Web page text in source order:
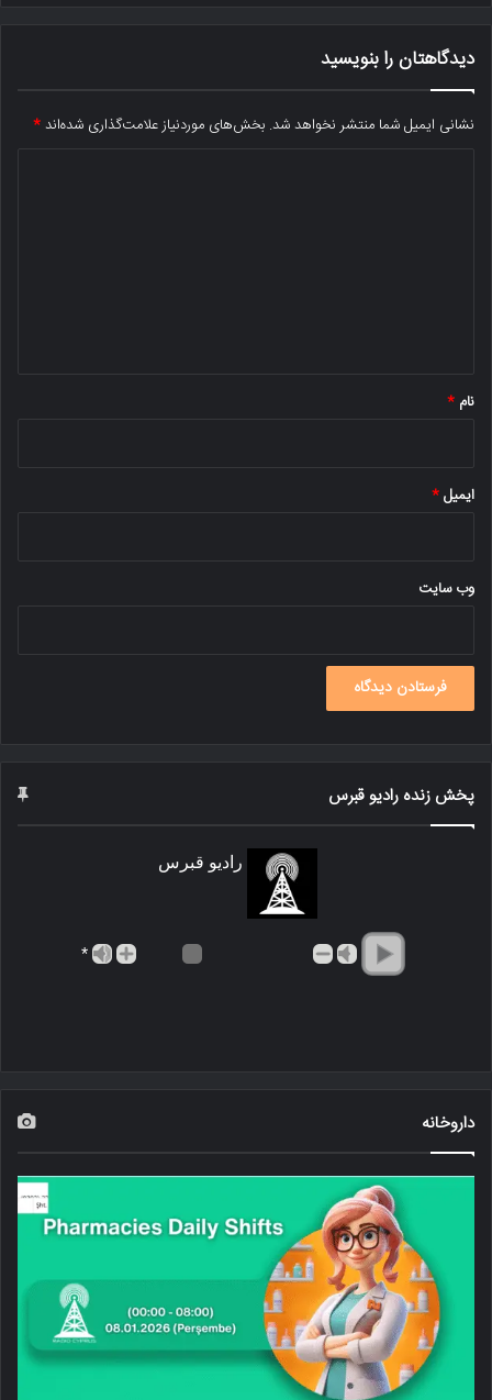
دیدگاهتان را بنویسید
نشانی ایمیل شما منتشر نخواهد شد. بخش‌های موردنیاز علامت‌گذاری شده‌اند*
نام *
ایمیل*
وب‌ سایت
پخش زنده رادیو قبرس
رادیو قبرس
*
داروخانه